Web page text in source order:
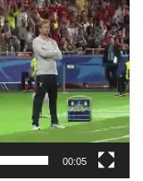
00:05